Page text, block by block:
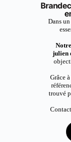
Dans
julien
Grâce
trouvé